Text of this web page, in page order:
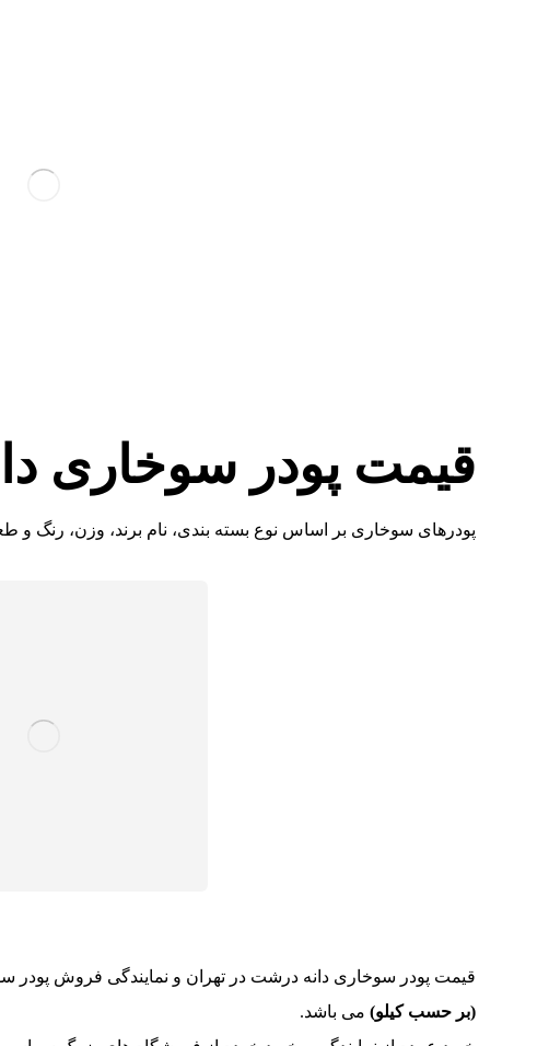
قیمت پودر سوخاری
پودرهای سوخاری بر اساس نوع بسته بندی، نام برند، وزن، رنگ و
قیمت پودر سوخاری دانه درشت در تهران و نمایندگی فروش پودر
(بر حسب کیلو) می باشد.